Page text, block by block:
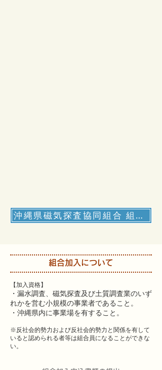
沖縄県磁気探査協同組合 組合員名簿 （PDF）
組合加入について
【加入資格】
・漏水調査、磁気探査及び土質調査業のいず
れかを営む小規模の事業者であること。
・沖縄県内に事業場を有すること。
※反社会的勢力および反社会的勢力と関係を有して
いると認められる者等は組合員になることができな
い。